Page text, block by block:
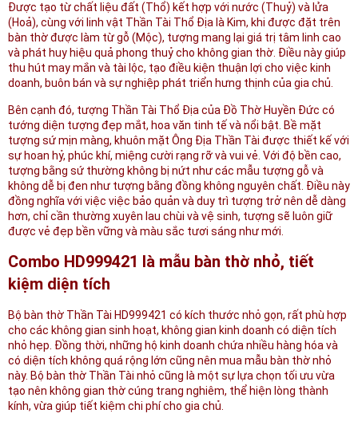
Được tạo từ chất liệu đất (Thổ) kết hợp với nước (Thuỷ) và lửa
(Hoả), cùng với linh vật Thần Tài Thổ Địa là Kim, khi được đặt trên
bàn thờ được làm từ gỗ (Mộc), tượng mang lại giá trị tâm linh cao
và phát huy hiệu quả phong thuỷ cho không gian thờ. Điều này giúp
thu hút may mắn và tài lộc, tạo điều kiện thuận lợi cho việc kinh
doanh, buôn bán và sự nghiệp phát triển hưng thịnh của gia chủ.
Bên cạnh đó, tượng Thần Tài Thổ Địa của Đồ Thờ Huyền Đức có
tướng diện tượng đẹp mắt, hoa văn tinh tế và nổi bật. Bề mặt
tượng sứ mịn màng, khuôn mặt Ông Địa Thần Tài được thiết kế với
sự hoan hỷ, phúc khí, miệng cười rạng rỡ và vui vẻ. Với độ bền cao,
tượng bằng sứ thường không bị nứt như các mẫu tượng gỗ và
không dễ bị đen như tượng bằng đồng không nguyên chất. Điều này
đồng nghĩa với việc việc bảo quản và duy trì tượng trở nên dễ dàng
hơn, chỉ cần thường xuyên lau chùi và vệ sinh, tượng sẽ luôn giữ
được vẻ đẹp bền vững và màu sắc tươi sáng như mới.
Combo HD999421 là mẫu bàn thờ nhỏ, tiết
kiệm diện tích
Bộ bàn thờ Thần Tài HD999421 có kích thước nhỏ gọn, rất phù hợp
cho các không gian sinh hoạt, không gian kinh doanh có diện tích
nhỏ hẹp. Đồng thời, những hộ kinh doanh chứa nhiều hàng hóa và
có diện tích không quá rộng lớn cũng nên mua mẫu bàn thờ nhỏ
này. Bộ bàn thờ Thần Tài nhỏ cũng là một sự lựa chọn tối ưu vừa
tạo nên không gian thờ cúng trang nghiêm, thể hiện lòng thành
kính, vừa giúp tiết kiệm chi phí cho gia chủ.